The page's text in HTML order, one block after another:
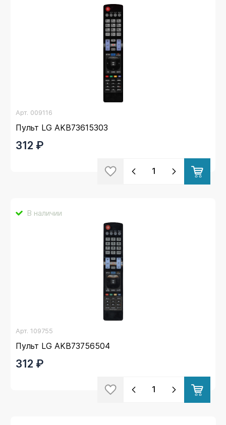
Арт. 009116
Пульт LG AKB73615303
312 ₽
В наличии
Арт. 109755
Пульт LG AKB73756504
312 ₽